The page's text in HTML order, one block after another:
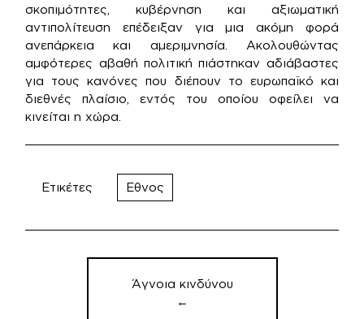
σκοπιμότητες, κυβέρνηση και αξιωματική
αντιπολίτευση επέδειξαν για μια ακόμη φορά
ανεπάρκεια και αμεριμνησία. Ακολουθώντας
αμφότερες αβαθή πολιτική πιάστηκαν αδιάβαστες
για τους κανόνες που διέπουν το ευρωπαϊκό και
διεθνές πλαίσιο, εντός του οποίου οφείλει να
κινείται η χώρα.
Ετικέτες Εθνος
Πλοήγηση
άρθρωνΆγνοια κινδύνου
←